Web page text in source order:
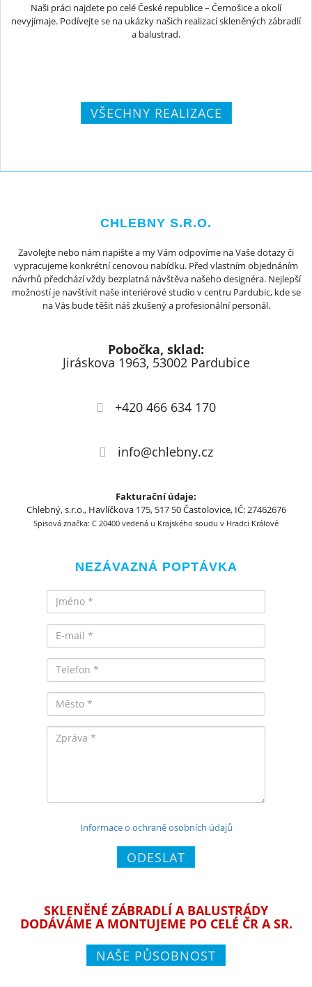
Naši práci najdete po celé České republice – Černošice a okolí
nevyjímaje. Podívejte se na ukázky našich realizací skleněných zábradlí
a balustrad.
VŠECHNY REALIZACE
CHLEBNY S.R.O.
Zavolejte nebo nám napište a my Vám odpovíme na Vaše dotazy či
vypracujeme konkrétní cenovou nabídku. Před vlastním objednáním
návrhů předchází vždy bezplatná návštěva našeho designéra. Nejlepší
možností je navštívit naše interiérové studio v centru Pardubic, kde se
na Vás bude těšit náš zkušený a profesionální personál.
Pobočka, sklad:
Jiráskova 1963, 53002 Pardubice
+420 466 634 170
info@chlebny.cz
Fakturační údaje:
Chlebný, s.r.o., Havlíčkova 175, 517 50 Častolovice, IČ: 27462676
Spisová značka: C 20400 vedená u Krajského soudu v Hradci Králové
NEZÁVAZNÁ POPTÁVKA
Informace o ochraně osobních údajů
ODESLAT
SKLENĚNÉ ZÁBRADLÍ A BALUSTRÁDY
DODÁVÁME A MONTUJEME PO CELÉ ČR A SR.
NAŠE PŮSOBNOST